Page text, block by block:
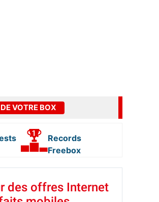
VOTRE BOX
Records
Freebox
des offres Internet